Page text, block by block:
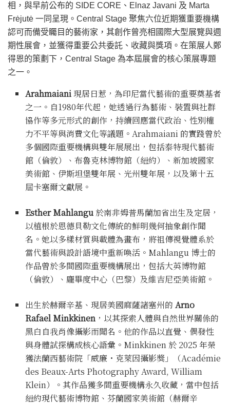
相，與早前公布的 SIDE CORE、Elnaz Javani 及 Marta
Frėjutė 一同呈現。Central Stage 聚焦六位近期獲重要機構
認可而備受矚目的藝術家，其創作曾亮相國際大型展覽與週
期性展會，並獲得重要公共委託、收藏與獎項。在策展人鄭
得恩的策劃下，Central Stage 為本屆展會的核心策展專題
之一。
Arahmaiani現居日惹，為印尼當代藝術的重要奠基者
之一。自1980年代起，她透過行為藝術、裝置與社群
協作等多元形式的創作，持續回應當代政治、性別權
力不平等與消費文化等議題。Arahmaiani 的實踐曾於
多個國際重要機構與雙年展展出，包括泰特現代藝術
館（倫敦）、布魯克林博物館（紐約）、新加坡國家
美術館、伊斯坦堡雙年展、光州雙年展，以及第十五
屆卡塞爾文獻展。
Esther Mahlangu 於南非姆普馬蘭加省出生及定居，
以植根於恩德貝勒文化傳統的鮮明幾何抽象創作聞
名。她以多樣材質與載體為畫布，將祖傳視覺體系於
當代藝術與設計語境中重新喚活。Mahlangu 博士的
作品曾於多間國際重要機構展出，包括大英博物館
（倫敦）、龐畢度中心（巴黎）及維吉尼亞美術館。
出生於赫爾辛基、現居美國麻薩諸塞州的Arno
Rafael Minkkinen ，以其探索人體與自然世界關係的
黑白自我肖像攝影而聞名。他的作品以直覺、偶發性
與身體試探構成核心語彙。Minkkinen 於 2025 年榮
獲法蘭西藝術院「威廉・克萊因攝影獎」（Académie
des Beaux-Arts Photography Award, William
Klein）。其作品獲多間重要機構永久收藏，當中包括
紐約現代藝術博物館、芬蘭國家美術館（赫爾辛